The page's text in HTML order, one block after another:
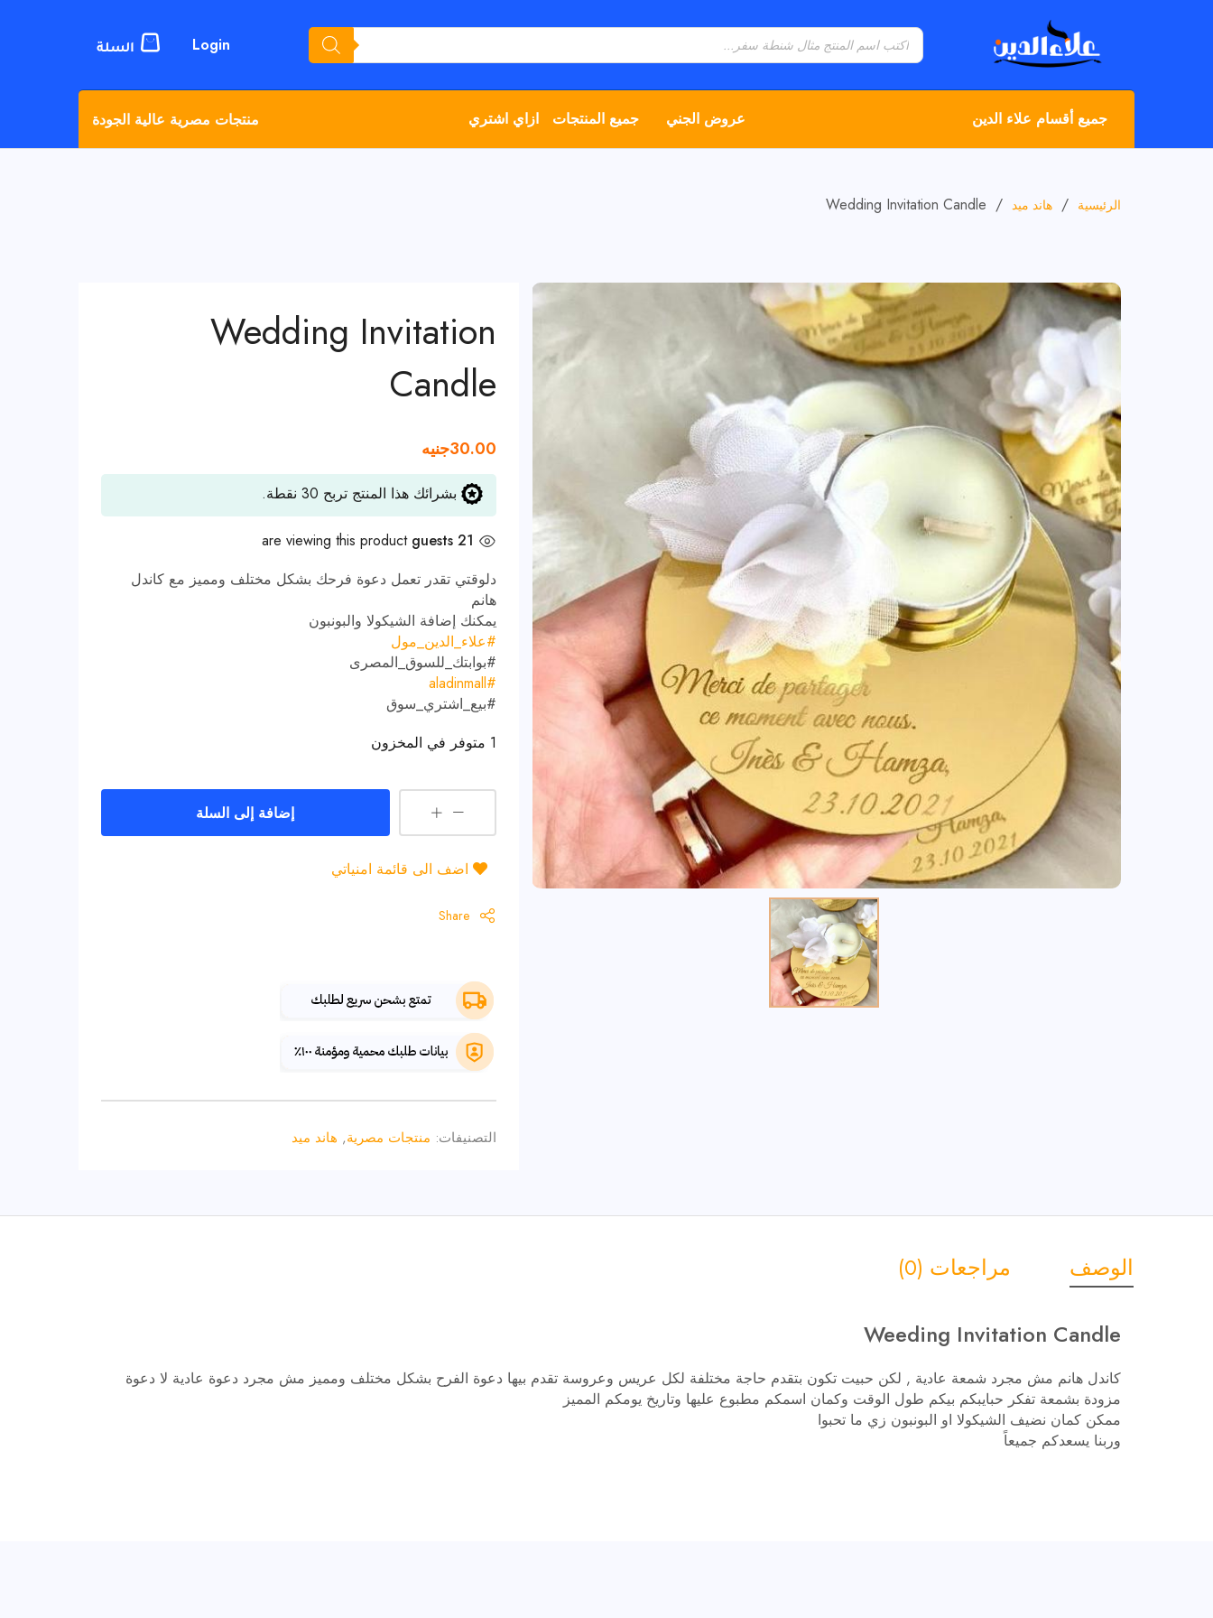
Login
جميع أقسام علاء الدين عروض الجني جميع المنتجات ازاي اشتري منتجات مصرية عالية الجودة
الرئيسية / هاند ميد /
Wedding Invitation Candle
Wedding Invitation
Candle
30.00جنيه
بشرائك هذا المنتج تربح 30 نقطة.
21 guests
are viewing this product
دلوقتي تقدر تعمل دعوة فرحك بشكل مختلف ومميز مع كاندل
هانم
يمكنك إضافة الشيكولا والبونبون
#علاء_الدين_مول
#بوابتك_للسوق_المصرى
#aladinmall
#بيع_اشتري_سوق
1 متوفر في المخزون
إضافة إلى السلة
اضف الى قائمة امنياتي
Share
التصنيفات: منتجات مصرية, هاند ميد
الوصف مراجعات (0)
Weeding Invitation Candle
كاندل هانم مش مجرد شمعة عادية , لكن حبيت تكون بتقدم حاجة مختلفة لكل عريس وعروسة تقدم بيها دعوة الفرح بشكل مختلف ومميز مش مجرد دعوة عادية لا دعوة
مزودة بشمعة تفكر حبايبكم بيكم طول الوقت وكمان اسمكم مطبوع عليها وتاريخ يومكم المميز
ممكن كمان نضيف الشيكولا او البونبون زي ما تحبوا
وربنا يسعدكم جميعاً